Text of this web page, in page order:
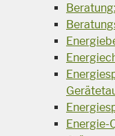
Energie-